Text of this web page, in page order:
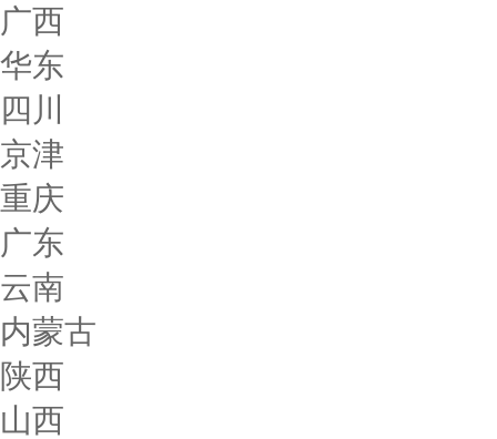
广西
华东
四川
京津
重庆
广东
云南
内蒙古
陕西
山西